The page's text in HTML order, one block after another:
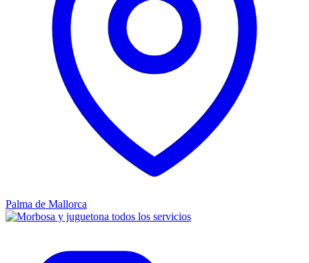
Palma de Mallorca